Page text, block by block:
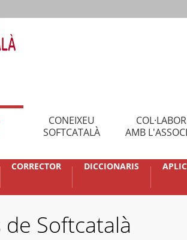
CONEIXEU
SOFTCATALÀ
AMB
CORRECTOR DICCIONARIS
Softcatalà